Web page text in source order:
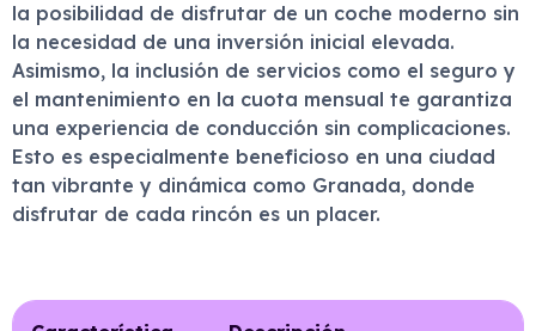
la posibilidad de disfrutar de un coche moderno sin
la necesidad de una inversión inicial elevada.
Asimismo, la inclusión de servicios como el seguro y
el mantenimiento en la cuota mensual te garantiza
una experiencia de conducción sin complicaciones.
Esto es especialmente beneficioso en una ciudad
tan vibrante y dinámica como Granada, donde
disfrutar de cada rincón es un placer.